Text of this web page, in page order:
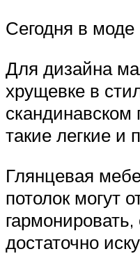
Сегодня в
Для дизайна
хрущевке в
скандинавском
такие легкие и
Глянцевая
потолок могут
достаточно